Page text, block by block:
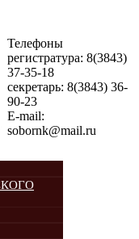
Телефоны
регистратура: 8(3843)
37-35-18
секретарь: 8(3843) 36-
90-23
E-mail:
sobornk@mail.ru